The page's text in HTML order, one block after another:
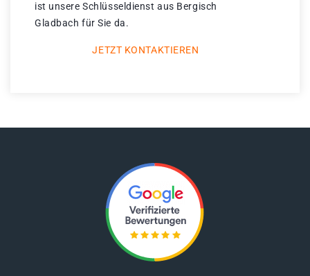
ist unsere Schlüsseldienst aus Bergisch
Gladbach für Sie da.
JETZT KONTAKTIEREN